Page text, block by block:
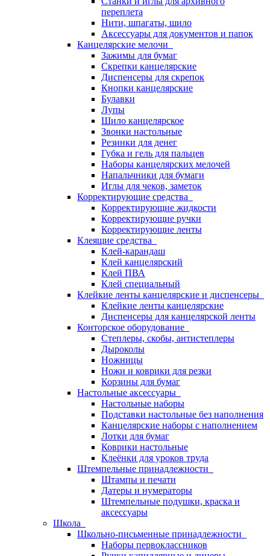
переплета
Нити, шпагаты, шило
Аксессуары для документов и папок
Канцелярские мелочи
Зажимы для бумаг
Скрепки канцелярские
Диспенсеры для скрепок
Кнопки канцелярские
Булавки
Лупы
Шило канцелярское
Звонки настольные
Резинки для денег
Губка и гель для пальцев
Наборы канцелярских мелочей
Напальчники для бумаги
Иглы для чеков, заметок
Корректирующие средства
Корректирующие жидкости
Корректирующие ручки
Корректирующие ленты
Клеящие средства
Клей-карандаш
Клей канцелярский
Клей ПВА
Клей специальный
Клейкие ленты канцелярские и диспенсеры
Клейкие ленты канцелярские
Диспенсеры для канцелярской ленты
Конторское оборудование
Степлеры, скобы, антистеплеры
Дыроколы
Ножницы
Ножи и коврики для резки
Корзины для бумаг
Настольные аксессуары
Настольные наборы
Подставки настольные без наполнения
Канцелярские наборы с наполнением
Лотки для бумаг
Коврики настольные
Клеёнки для уроков труда
Штемпельные принадлежности
Штампы и печати
Датеры и нумераторы
Штемпельные подушки, краска и
аксессуары
Школа
Школьно-письменные принадлежности
Наборы первоклассников